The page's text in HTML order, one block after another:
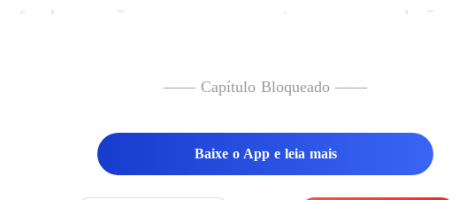
—— Capítulo Bloqueado ——
Baixe o App e leia mais